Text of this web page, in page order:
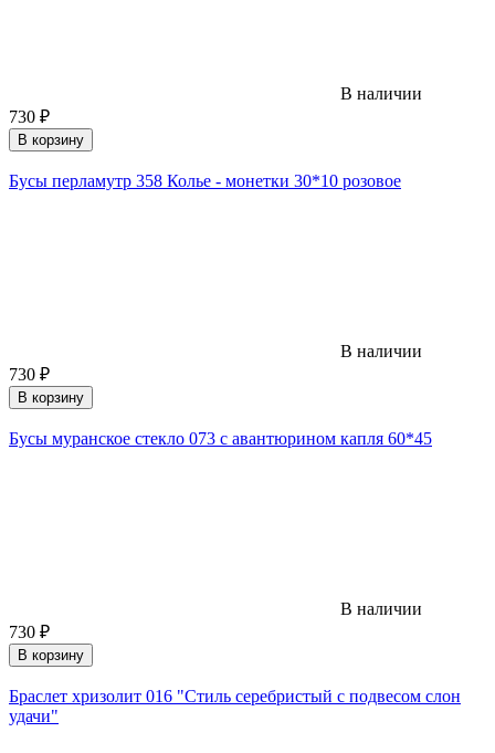
В наличии
730 ₽
В корзину
Бусы перламутр 358 Колье - монетки 30*10 розовое
В наличии
730 ₽
В корзину
Бусы муранское стекло 073 с авантюрином капля 60*45
В наличии
730 ₽
В корзину
Браслет хризолит 016 "Стиль серебристый с подвесом слон
удачи"